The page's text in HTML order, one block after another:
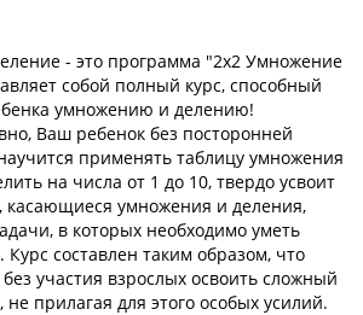
- это программа "2х2 Умножение
собой полный курс, способный
умножению и делению!
Ваш ребенок без посторонней
применять таблицу умножения
на числа от 1 до 10, твердо усвоит
касающиеся умножения и деления,
в которых необходимо уметь
составлен таким образом, что
участия взрослых освоить сложный
прилагая для этого особых усилий.